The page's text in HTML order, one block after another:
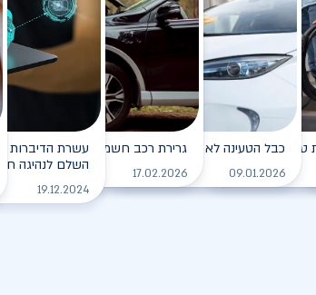
בחורף?
לקריאה
מה עלי לעשות?
לקריאה
כבל הטעינה לא משתחרר מהרכב. מה עושים?
09.01.2026 לקריאה
גרירת רכב חשמלי - מה עושים?
17.02.2026
עשרת הדיברות
השלם לנהיגה
19.12.2024